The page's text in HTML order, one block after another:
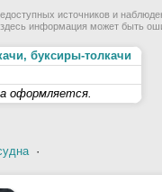
источников и
информация может быть
буксиры-толкачи
оформляется.
·